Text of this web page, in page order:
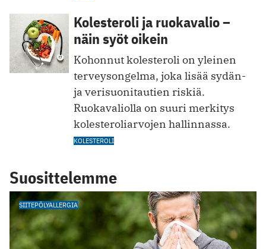
Kolesteroli ja ruokavalio –
näin syöt oikein
Kohonnut kolesteroli on yleinen
terveysongelma, joka lisää sydän-
ja verisuonitautien riskiä.
Ruokavaliolla on suuri merkitys
kolesteroliarvojen hallinnassa.
KOLESTEROLI
Suosittelemme
SIITEPÖLYALLERGIA